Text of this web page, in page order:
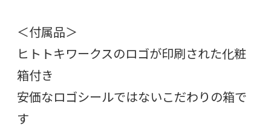
＜付属品＞
ヒトトキワークスのロゴが印刷された化粧
箱付き
安価なロゴシールではないこだわりの箱で
す